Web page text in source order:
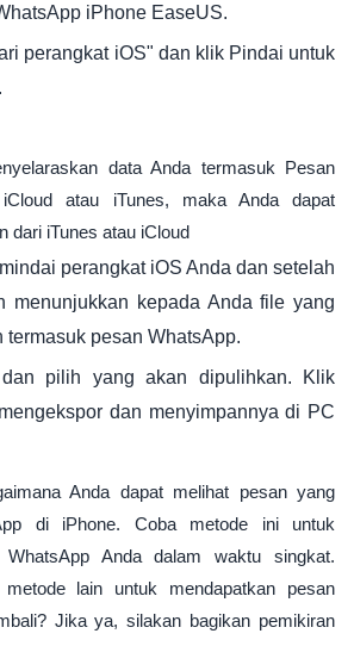
iPhone EaseUS.
perangkat iOS" dan klik Pindai untuk
data Anda termasuk Pesan
atau iTunes, maka Anda dapat
dari iTunes atau iCloud
perangkat iOS Anda dan setelah
menunjukkan kepada Anda file yang
pesan WhatsApp.
pilih yang akan dipulihkan. Klik
dan menyimpannya di PC
Anda dapat melihat pesan yang
di iPhone. Coba metode ini untuk
WhatsApp Anda dalam waktu singkat.
lain untuk mendapatkan pesan
Jika ya, silakan bagikan pemikiran